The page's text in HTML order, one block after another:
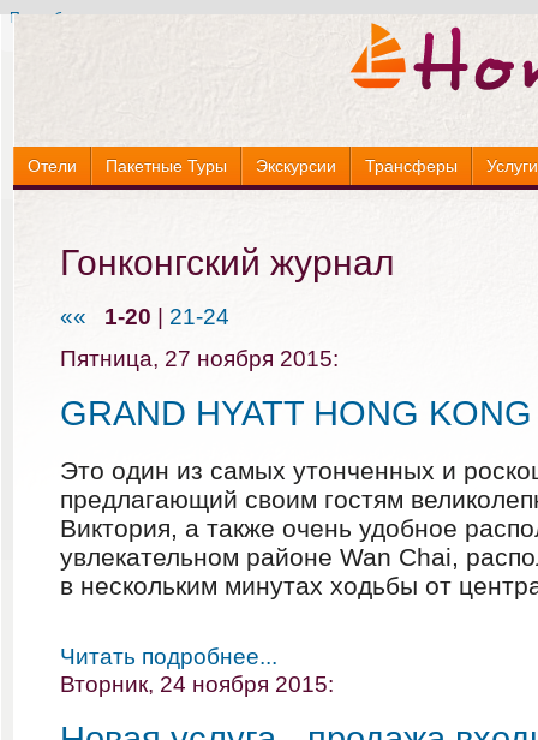
Подробнее »
Отели Пакетные Туры Экскурсии Трансферы
Гонконгский журнал
«« 1-20 | 21-24
Пятница, 27 ноября 2015:
GRAND HYATT HONG
Это один из самых утонченных и
предлагающий своим гостям
Виктория, а также очень удобное
увлекательном районе Wan Chai,
в нескольким минутах ходьбы от
Читать подробнее...
Вторник, 24 ноября 2015: